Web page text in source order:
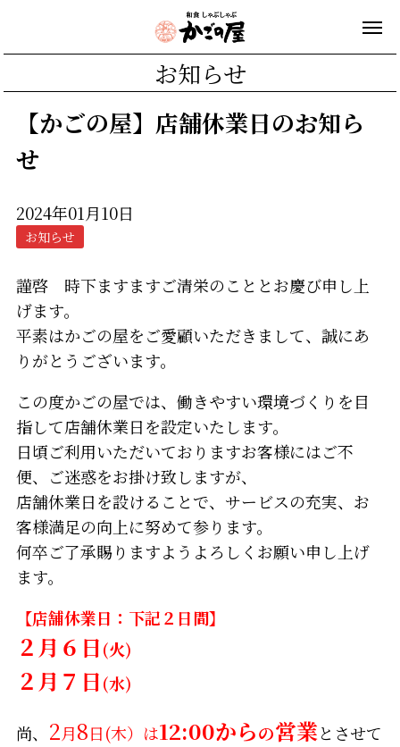
お知らせ
【かごの屋】店舗休業日のお知ら
せ
2024年01月10日
お知らせ
謹啓 時下ますますご清栄のこととお慶び申し上
げます。
平素はかごの屋をご愛顧いただきまして、誠にあ
りがとうございます。
この度かごの屋では、働きやすい環境づくりを目
指して店舗休業日を設定いたします。
日頃ご利用いただいておりますお客様にはご不
便、ご迷惑をお掛け致しますが、
店舗休業日を設けることで、サービスの充実、お
客様満足の向上に努めて参ります。
何卒ご了承賜りますようよろしくお願い申し上げ
ます。
【店舗休業日：下記２日間】
２月６日(火)
２月７日(水)
尚、 2月8日(木）は12:00からの営業とさせて